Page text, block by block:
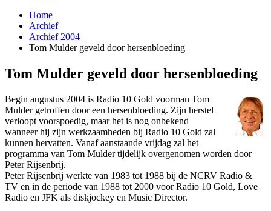
Home
Archief
Archief 2004
Tom Mulder geveld door hersenbloeding
Tom Mulder geveld door hersenbloeding
Begin augustus 2004 is Radio 10 Gold voorman Tom
Mulder getroffen door een hersenbloeding. Zijn herstel
verloopt voorspoedig, maar het is nog o­nbekend
wanneer hij zijn werkzaamheden bij Radio 10 Gold zal
kunnen hervatten. Vanaf aanstaande vrijdag zal het
programma van Tom Mulder tijdelijk overgenomen worden door
Peter Rijsenbrij.
Peter Rijsenbrij werkte van 1983 tot 1988 bij de NCRV Radio &
TV en in de periode van 1988 tot 2000 voor Radio 10 Gold, Love
Radio en JFK als diskjockey en Music Director.